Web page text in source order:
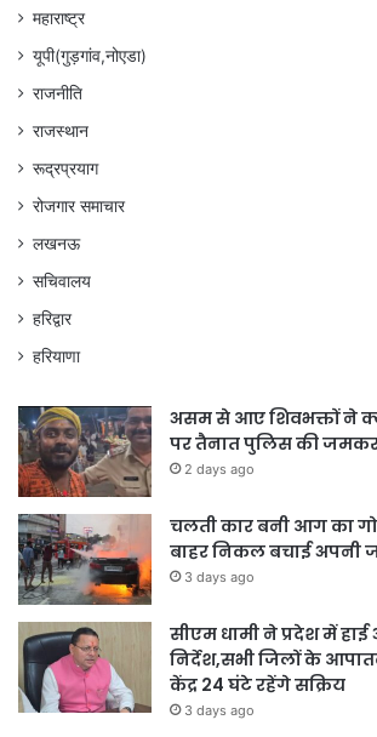
महाराष्ट्र
यूपी(गुड़गांव,नोएडा)
राजनीति
राजस्थान
रूद्रप्रयाग
रोजगार समाचार
लखनऊ
सचिवालय
हरिद्वार
हरियाणा
असम से आए शिवभक्तों ने
पर तैनात पुलिस की
2 days ago
चलती कार बनी आग का
बाहर निकल बचाई अपनी
3 days ago
सीएम धामी ने प्रदेश में हाई
निर्देश,सभी जिलों के
केंद्र 24 घंटे रहेंगे सक्रिय
3 days ago